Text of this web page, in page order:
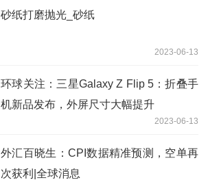
砂纸打磨抛光_砂纸
2023-06-13
环球关注：三星Galaxy Z Flip 5：折叠手
机新品发布，外屏尺寸大幅提升
2023-06-13
外汇百晓生：CPI数据精准预测，空单再
次获利|全球消息